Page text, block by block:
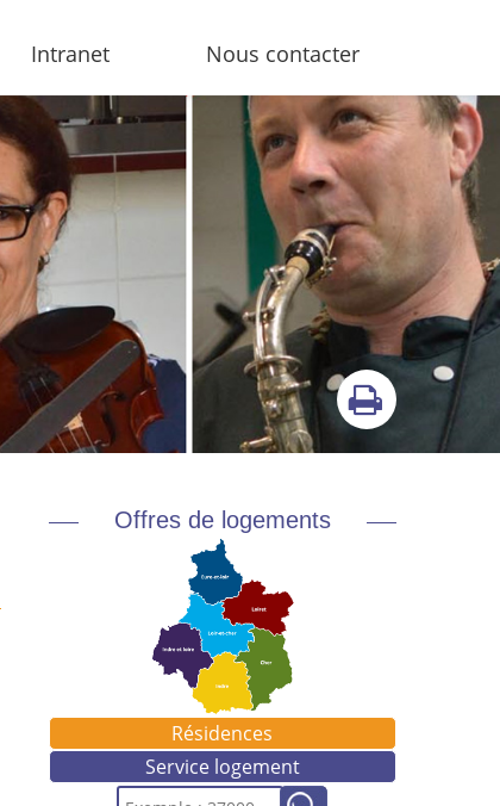
Intranet Nous contacter
Offres de logements
Résidences
Service logement